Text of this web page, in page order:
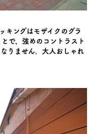
キングはモザイクのグラ
で、強めのコントラスト
りません。大人おしゃれ